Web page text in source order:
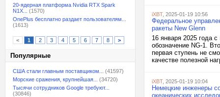
20-ядерная платформа Nvidia RTX Spark
N1X...
(1570)
OnePlus бесплатно раздает пользователям...
(1613)
< 1 2 3 4 5 6 7 8 >
Популярные
США стали главным поставщиком...
(41597)
Морские сражения, крупнейшая...
(34720)
Тысячи сотрудников Google требуют...
(30846)
iXBT, 2025-01-19 10:56
Федеральное
ракеты New Glenn
16 января 2025 года
обозначение NG-1.
первая ступень не
качестве полезной
iXBT, 2025-01-19 10:04
Немецкие инженеры
океанических